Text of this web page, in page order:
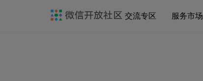
交流专区 服务市场